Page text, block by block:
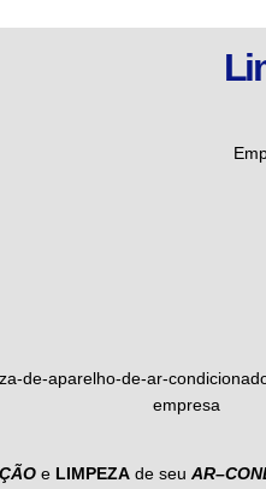
e LIMPEZA de seu AR–